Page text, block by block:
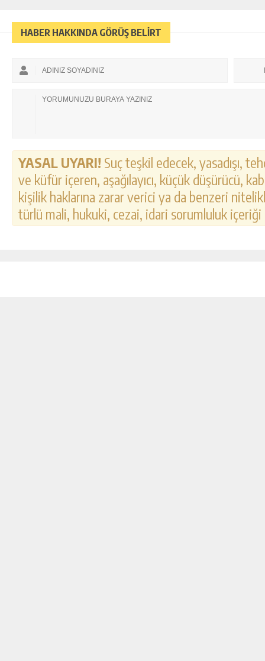
HABER HAKKINDA GÖRÜŞ BELİRT
YASAL UYARI! Suç teşkil edecek, yasadışı,
ve küfür içeren, aşağılayıcı, küçük düşürücü,
kişilik haklarına zarar verici ya da benzeri
türlü mali, hukuki, cezai, idari sorumluluk